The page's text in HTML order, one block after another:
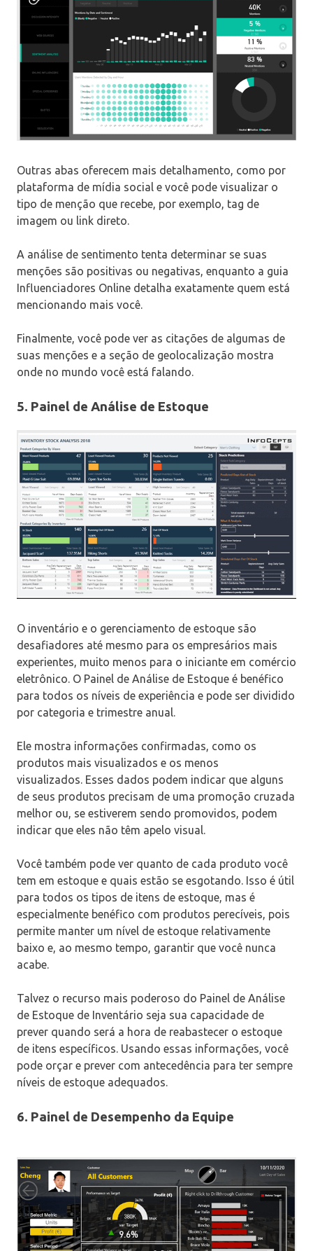
Outras abas oferecem mais detalhamento, como por
plataforma de mídia social e você pode visualizar o
tipo de menção que recebe, por exemplo, tag de
imagem ou link direto.
A análise de sentimento tenta determinar se suas
menções são positivas ou negativas, enquanto a guia
Influenciadores Online detalha exatamente quem está
mencionando mais você.
Finalmente, você pode ver as citações de algumas de
suas menções e a seção de geolocalização mostra
onde no mundo você está falando.
5. Painel de Análise de Estoque
O inventário e o gerenciamento de estoque são
desafiadores até mesmo para os empresários mais
experientes, muito menos para o iniciante em comércio
eletrônico. O Painel de Análise de Estoque é benéfico
para todos os níveis de experiência e pode ser dividido
por categoria e trimestre anual.
Ele mostra informações confirmadas, como os
produtos mais visualizados e os menos
visualizados. Esses dados podem indicar que alguns
de seus produtos precisam de uma promoção cruzada
melhor ou, se estiverem sendo promovidos, podem
indicar que eles não têm apelo visual.
Você também pode ver quanto de cada produto você
tem em estoque e quais estão se esgotando. Isso é útil
para todos os tipos de itens de estoque, mas é
especialmente benéfico com produtos perecíveis, pois
permite manter um nível de estoque relativamente
baixo e, ao mesmo tempo, garantir que você nunca
acabe.
Talvez o recurso mais poderoso do Painel de Análise
de Estoque de Inventário seja sua capacidade de
prever quando será a hora de reabastecer o estoque
de itens específicos. Usando essas informações, você
pode orçar e prever com antecedência para ter sempre
níveis de estoque adequados.
6. Painel de Desempenho da Equipe